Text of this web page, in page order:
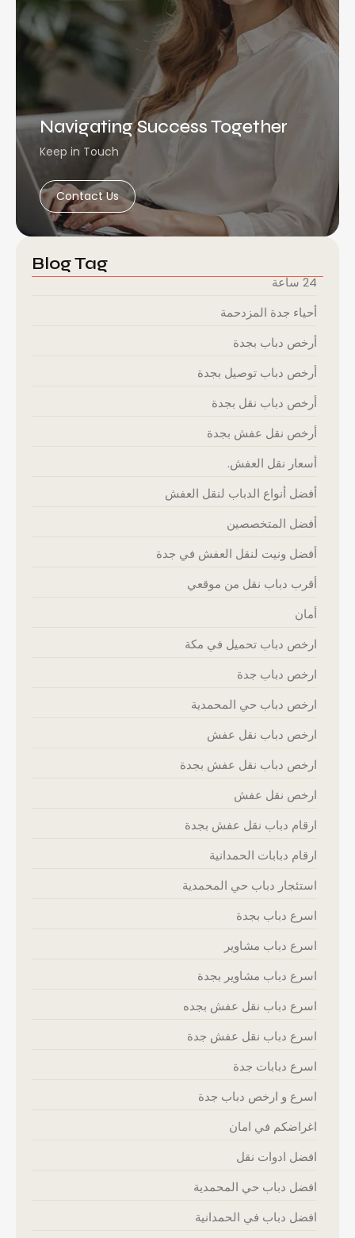
Navigating Success Together
Keep in Touch
Contact Us
Blog Tag
24 ساعة
أحياء جدة المزدحمة
أرخص دباب بجدة
أرخص دباب توصيل بجدة
أرخص دباب نقل بجدة
أرخص نقل عفش بجدة
أسعار نقل العفش.
أفضل أنواع الدباب لنقل العفش
أفضل المتخصصين
أفضل ونيت لنقل العفش في جدة
أقرب دباب نقل من موقعي
أمان
ارخص دباب تحميل في مكة
ارخص دباب جدة
ارخص دباب حي المحمدية
ارخص دباب نقل عفش
ارخص دباب نقل عفش بجدة
ارخص نقل عفش
ارقام دباب نقل عفش بجدة
ارقام دبابات الحمدانية
استئجار دباب حي المحمدية
اسرع دباب بجدة
اسرع دباب مشاوير
اسرع دباب مشاوير بجدة
اسرع دباب نقل عفش بجده
اسرع دباب نقل عفش جدة
اسرع دبابات جدة
اسرع و ارخص دباب جدة
اغراضكم في امان
افضل ادوات نقل
افضل دباب حي المحمدية
افضل دباب في الحمدانية